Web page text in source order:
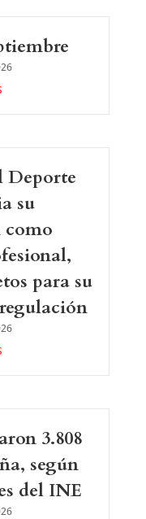
Deporte
su
como
para su
3.808
según
del INE